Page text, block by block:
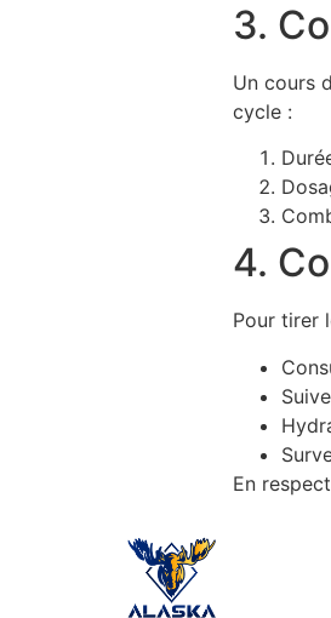
3.
Un cours
cycle :
4.
Pour tirer
En